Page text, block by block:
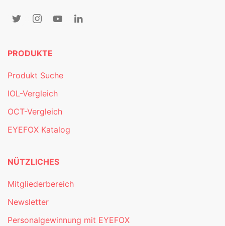
PRODUKTE
Produkt Suche
IOL-Vergleich
OCT-Vergleich
EYEFOX Katalog
NÜTZLICHES
Mitgliederbereich
Newsletter
Personalgewinnung mit EYEFOX